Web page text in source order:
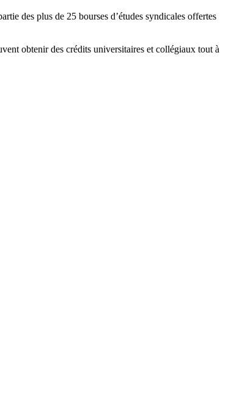
des plus de 25 bourses d’études syndicales offertes
obtenir des crédits universitaires et collégiaux tout à